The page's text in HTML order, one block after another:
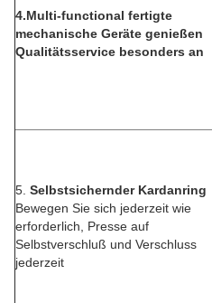
4.Multi-functional fertigte
mechanische Geräte genießen
Qualitätsservice besonders an
5. Selbstsichernder Kardanring
Bewegen Sie sich jederzeit wie
erforderlich, Presse auf
Selbstverschluß und Verschluss
jederzeit